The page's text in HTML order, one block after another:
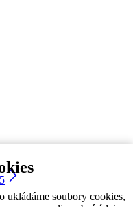
ukládáme soubory cookies,